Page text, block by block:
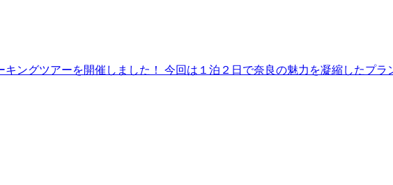
ングツアーを開催しました！ 今回は１泊２日で奈良の魅力を凝縮したプ